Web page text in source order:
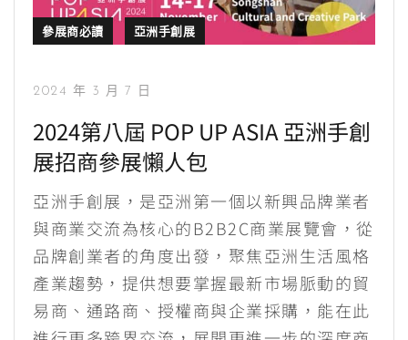
參展商必讀 亞洲手創展
2024 年 3 月 7 日
2024第八屆 POP UP ASIA 亞洲手創
展招商參展懶人包
亞洲手創展，是亞洲第一個以新興品牌業者
與商業交流為核心的B2B2C商業展覽會，從
品牌創業者的角度出發，聚焦亞洲生活風格
產業趨勢，提供想要掌握最新市場脈動的貿
易商、通路商、授權商與企業採購，能在此